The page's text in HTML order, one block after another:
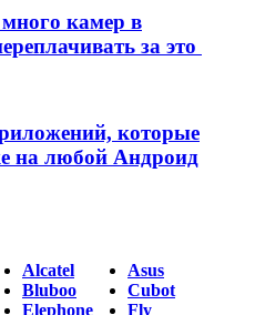
камер в
за это
которые
на любой Андроид
Alcatel
Asus
Bluboo
Cubot
Elephone
Fly